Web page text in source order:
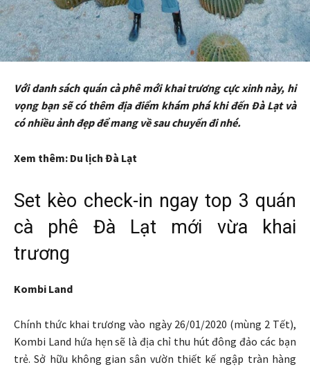
Với danh sách quán cà phê mới khai trương cực xinh này, hi
vọng bạn sẽ có thêm địa điểm khám phá khi đến Đà Lạt và
có nhiều ảnh đẹp để mang về sau chuyến đi nhé.
Xem thêm: Du lịch Đà Lạt
Set kèo check-in ngay top 3 quán
cà phê Đà Lạt mới vừa khai
trương
Kombi Land
Chính thức khai trương vào ngày 26/01/2020 (mùng 2 Tết),
Kombi Land hứa hẹn sẽ là địa chỉ thu hút đông đảo các bạn
trẻ. Sở hữu không gian sân vườn thiết kế ngập tràn hàng